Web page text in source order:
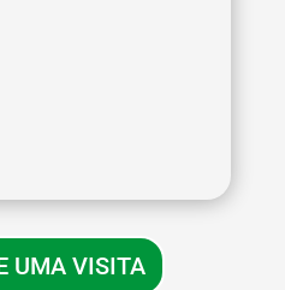
UMA VISITA